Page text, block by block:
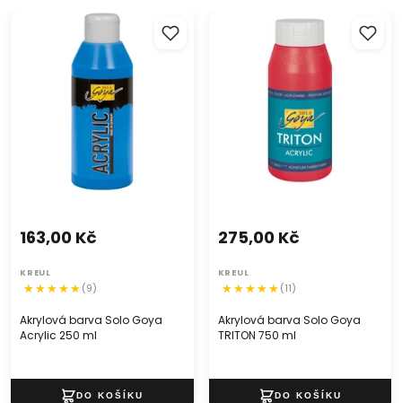
Akrylová barva Solo Goya
Acrylic 250 ml
Akrylová barva Solo Goya
Acrylic 250 ml
163,00 Kč
KREUL
(9)
Akrylová barva Solo Goya
TRITON 750 ml
Akrylová barva Solo Goya
TRITON 750 ml
275,00 Kč
KREUL
(11)